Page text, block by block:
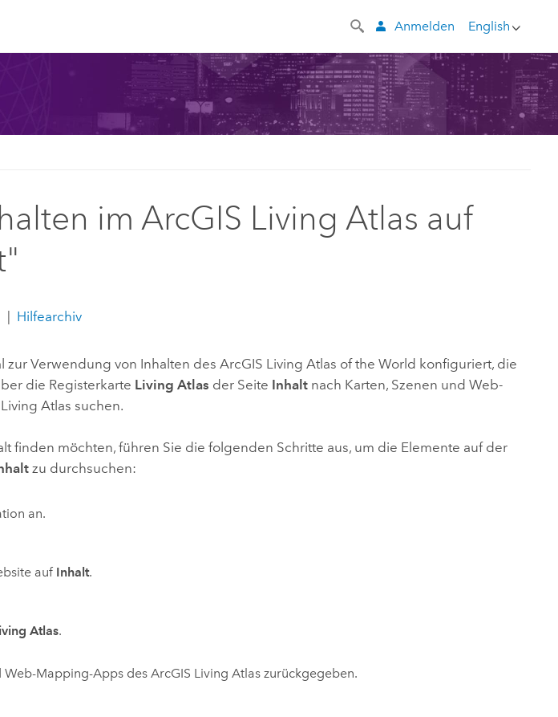
English
Anmelden
im ArcGIS Living Atlas auf
| Hilfearchiv
zur Verwendung von Inhalten desArcGIS Living Atlas of the World konfiguriert, die
die Registerkarte Living Atlas der Seite Inhalt nach Karten, Szenen und Web-
Atlas suchen.
finden möchten, führen Sie die folgenden Schritte aus, um die Elemente auf der
zu durchsuchen:
an.
auf Inhalt.
Atlas.
Web-Mapping-Apps desArcGIS Living Atlas zurückgegeben.